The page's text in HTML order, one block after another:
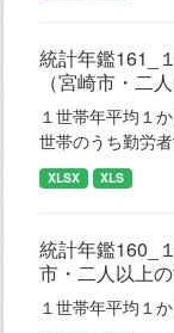
統計年鑑161_
（宮崎市・二
１世帯年平均１
世帯のうち勤労者
XLSX XLS
統計年鑑160_
市・二人以上の
１世帯年平均１